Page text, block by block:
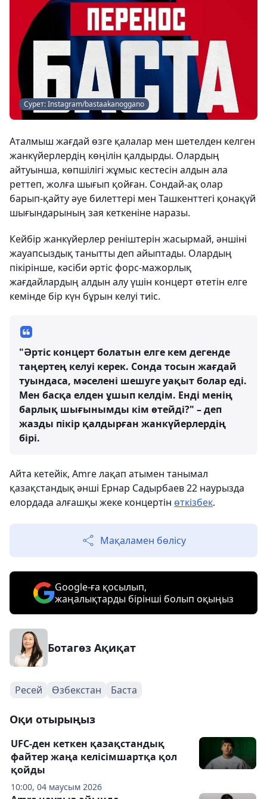
Сурет: Instagram/bastaakanoggano
Аталмыш жағдай өзге қалалар мен шетелден келген
жанкүйерлердің көңілін қалдырды. Олардың
айтуынша, көпшілігі жұмыс кестесін алдын ала
реттеп, жолға шығып қойған. Сондай-ақ олар
барып-қайту әуе билеттері мен Ташкенттегі қонақүй
шығындарының зая кеткеніне наразы.
Кейбір жанкүйерлер реніштерін жасырмай, әншіні
жауапсыздық танытты деп айыптады. Олардың
пікірінше, кәсіби әртіс форс-мажорлық
жағдайлардың алдын алу үшін концерт өтетін елге
кемінде бір күн бұрын келуі тиіс.
"Әртіс концерт болатын елге кем дегенде
таңертең келуі керек. Сонда тосын жағдай
туындаса, мәселені шешуге уақыт болар еді.
Мен басқа елден ұшып келдім. Енді менің
барлық шығынымды кім өтейді?" – деп
жазды пікір қалдырған жанкүйерлердің
бірі.
Айта кетейік, Amre лақап атымен танымал
қазақстандық әнші Ернар Садырбаев 22 наурызда
елордада алғашқы жеке концертін өткізбек.
Мақаламен бөлісу
Google-ға қосылып,
жаңалықтарды бірінші болып оқыңыз
Ботагөз Ақиқат
Ресей Өзбекстан Баста
Оқи отырыңыз
10:00, 04 маусым 2026
UFC-ден кеткен қазақстандық
файтер жаңа келісімшартқа қол
қойды